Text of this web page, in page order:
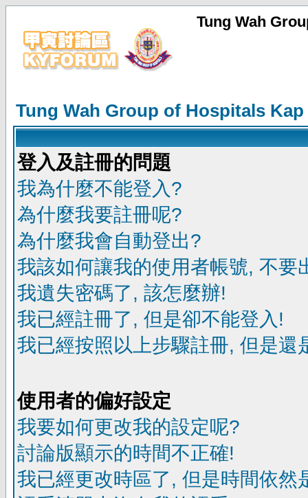
Tung Wah
Tung Wah Group of Hospitals
登入及註冊的問題
我為什麼不能登入?
為什麼我要註冊呢?
為什麼我會自動登出?
我該如何讓我的使用者帳號, 不要
我遺失密碼了, 該怎麼辦!
我已經註冊了, 但是卻不能登入!
我已經按照以上步驟註冊, 但是還
使用者的偏好設定
我要如何更改我的設定呢?
討論版顯示的時間不正確!
我已經更改時區了, 但是時間依然